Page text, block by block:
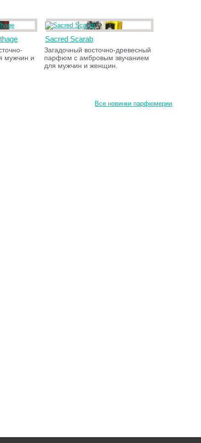
мужчин и
Sacred Scarab
Загадочный восточно-древесный
парфюм с амбровым звучанием
для мужчин и женщин.
Все новинки парфюмерии